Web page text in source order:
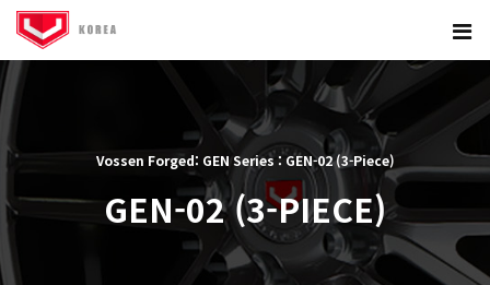
Vossen Forged: GEN Series : GEN-02 (3-Piece)
GEN-02 (3-PIECE)